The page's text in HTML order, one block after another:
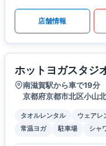
店舗情報
ホットヨガスタジ
南滋賀駅から車で19分
京都府京都市北区小山
タオルレンタル ウェアレ
常温ヨガ
駐車場 シャ